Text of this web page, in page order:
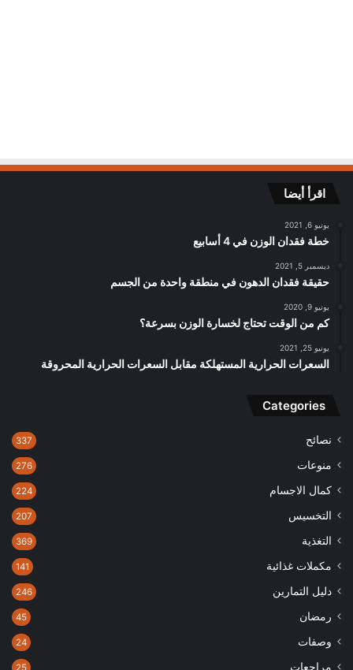
اقرأ أيضا
يونيو 6, 2021
خطة فقدان الوزن في 4 أسابيع
ديسمبر 5, 2021
حقيقة فقدان الدهون في منطقة واحدة من الجسم
يونيو 9, 2020
كم من الوقت تحتاج لخسارة الوزن بسرعة؟
يونيو 25, 2021
السعرات الحرارية المستهلكة مقابل السعرات الحرارية المحروقة
Categories
نصائح 337
منوعات 276
كمال الاجسام 224
التخسيس 207
التغذية 369
مكملات غذائية 141
دليل التمارين 246
رمضان 45
وصفات 24
مراجعات 25